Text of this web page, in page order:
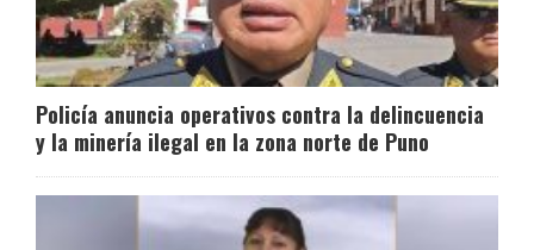
Policía anuncia operativos contra la delincuencia
y la minería ilegal en la zona norte de Puno